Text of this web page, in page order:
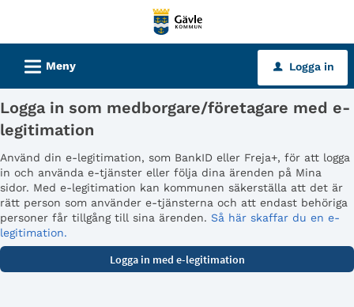
tjänster
Gävle
kommun
L Meny u Logga in
Logga in som medborgare/företagare med e-
legitimation
Använd din e-legitimation, som BankID eller Freja+, för att logga
in och använda e-tjänster eller följa dina ärenden på Mina
sidor. Med e-legitimation kan kommunen säkerställa att det är
rätt person som använder e-tjänsterna och att endast behöriga
personer får tillgång till sina ärenden. Så här skaffar du en e-
legitimation.